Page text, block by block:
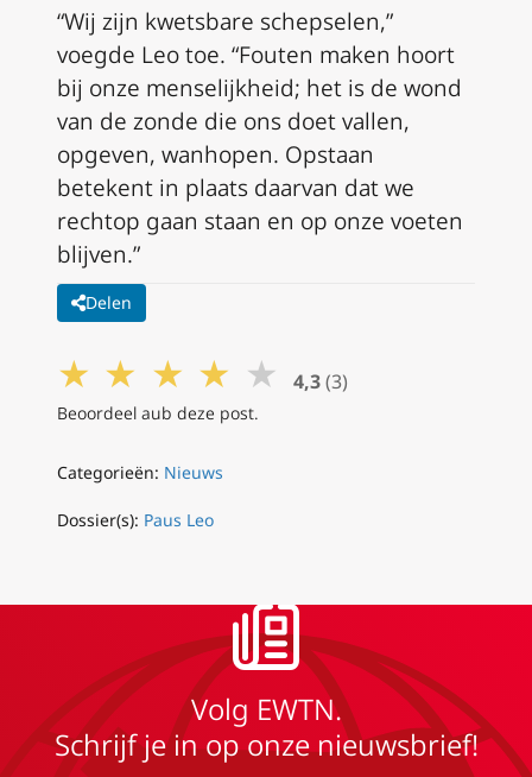
“Wij zijn kwetsbare schepselen,”
voegde Leo toe. “Fouten maken hoort
bij onze menselijkheid; het is de wond
van de zonde die ons doet vallen,
opgeven, wanhopen. Opstaan
betekent in plaats daarvan dat we
rechtop gaan staan en op onze voeten
blijven.”
Delen
★ ★ ★ ★ ★ 4,3 (3)
Beoordeel aub deze post.
Categorieën: Nieuws
Dossier(s): Paus Leo
Volg EWTN.
Schrijf je in op onze nieuwsbrief!